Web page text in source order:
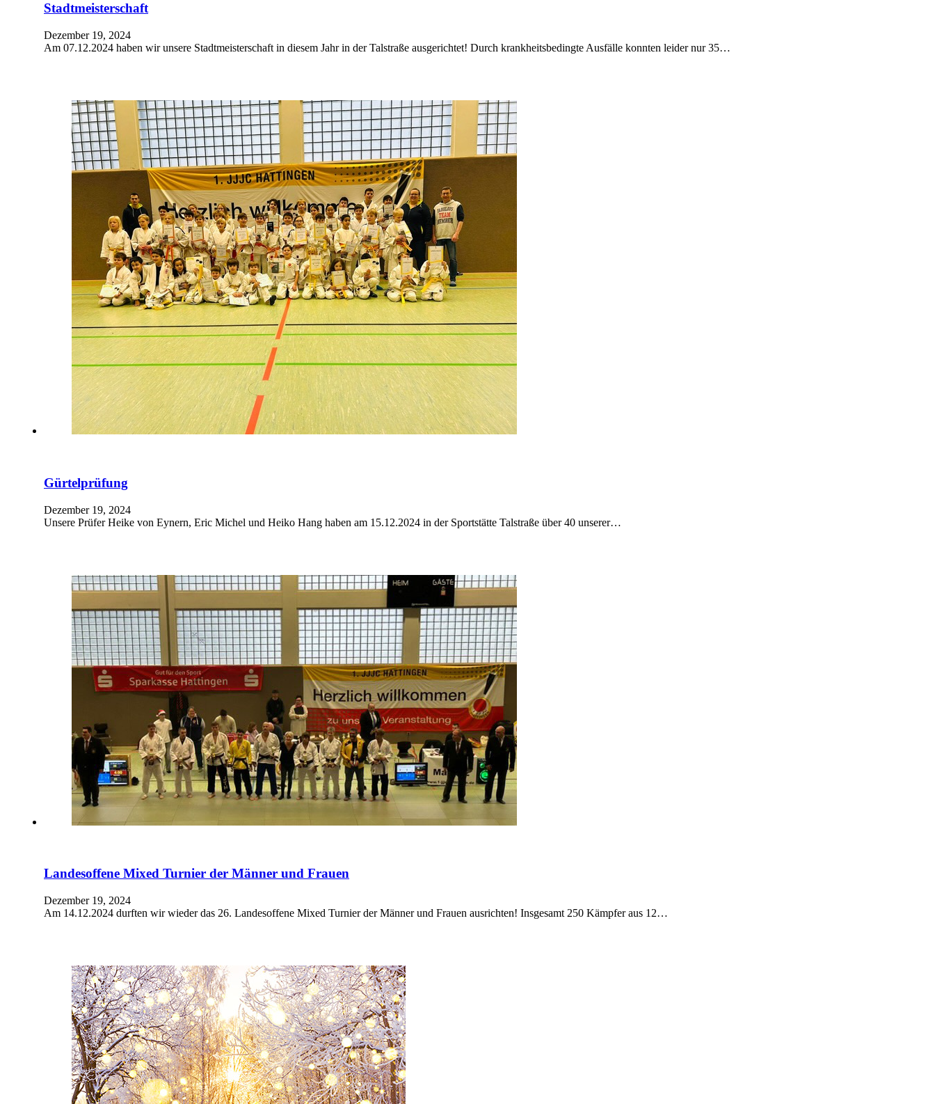
Stadtmeisterschaft
Dezember 19, 2024
Am 07.12.2024 haben wir unsere Stadtmeisterschaft in diesem Jahr in der Talstraße ausgerichtet! Durch krankheitsbedingte Ausfälle konnten leider nur 35…
Gürtelprüfung
Dezember 19, 2024
Unsere Prüfer Heike von Eynern, Eric Michel und Heiko Hang haben am 15.12.2024 in der Sportstätte Talstraße über 40 unserer…
Landesoffene Mixed Turnier der Männer und Frauen
Dezember 19, 2024
Am 14.12.2024 durften wir wieder das 26. Landesoffene Mixed Turnier der Männer und Frauen ausrichten! Insgesamt 250 Kämpfer aus 12…